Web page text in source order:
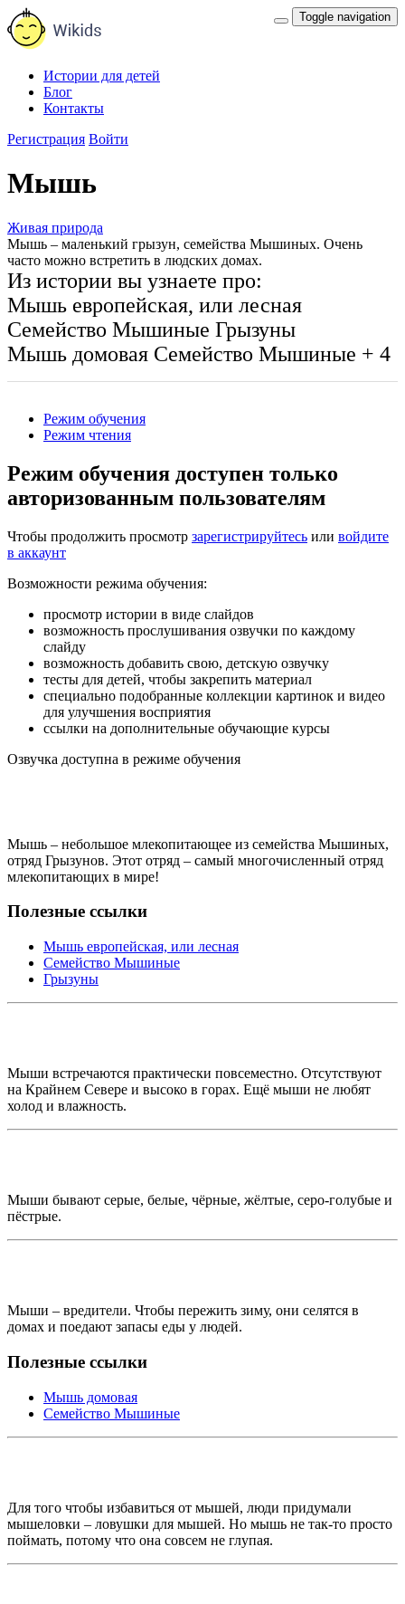
Toggle navigation
Истории для детей
Блог
Контакты
Регистрация Войти
Мышь
Живая природа
Мышь – маленький грызун, семейства Мышиных. Очень
часто можно встретить в людских домах.
Из истории вы узнаете про:
Мышь европейская, или лесная
Семейство Мышиные Грызуны
Мышь домовая Семейство Мышиные + 4
Режим обучения
Режим чтения
Режим обучения доступен только
авторизованным пользователям
Чтобы продолжить просмотр зарегистрируйтесь или войдите
в аккаунт
Возможности режима обучения:
просмотр истории в виде слайдов
возможность прослушивания озвучки по каждому
слайду
возможность добавить свою, детскую озвучку
тесты для детей, чтобы закрепить материал
специально подобранные коллекции картинок и видео
для улучшения восприятия
ссылки на дополнительные обучающие курсы
Озвучка доступна в режиме обучения
Мышь – небольшое млекопитающее из семейства Мышиных,
отряд Грызунов. Этот отряд – самый многочисленный отряд
млекопитающих в мире!
Полезные ссылки
Мышь европейская, или лесная
Семейство Мышиные
Грызуны
Мыши встречаются практически повсеместно. Отсутствуют
на Крайнем Севере и высоко в горах. Ещё мыши не любят
холод и влажность.
Мыши бывают серые, белые, чёрные, жёлтые, серо-голубые и
пёстрые.
Мыши – вредители. Чтобы пережить зиму, они селятся в
домах и поедают запасы еды у людей.
Полезные ссылки
Мышь домовая
Семейство Мышиные
Для того чтобы избавиться от мышей, люди придумали
мышеловки – ловушки для мышей. Но мышь не так-то просто
поймать, потому что она совсем не глупая.